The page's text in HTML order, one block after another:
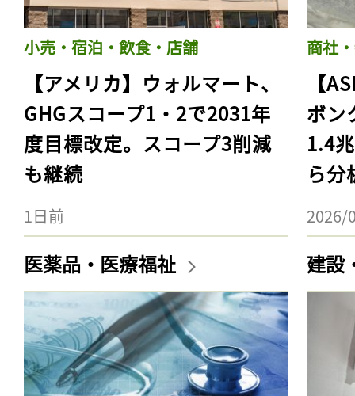
小売・宿泊・飲食・店舗
【アメリカ】ウォルマート、
GHGスコープ1・2で2031年
度目標改定。スコープ3削減
も継続
1日前
商社
【
ボン
1.4
ら分
2026/
医薬品・医療福祉 建設